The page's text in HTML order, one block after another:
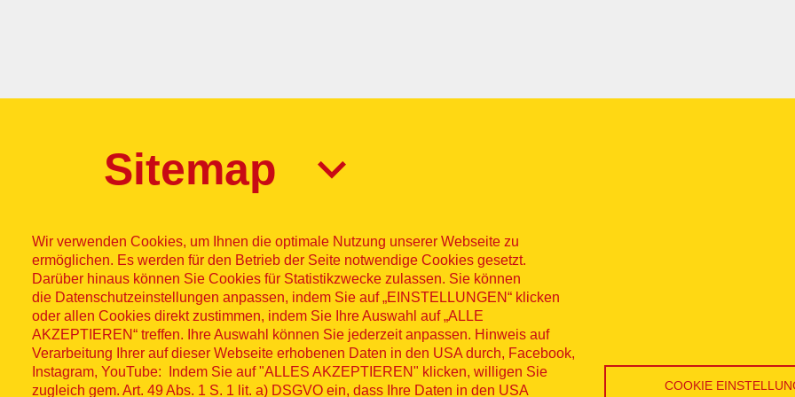
Wir verwenden Cookies, um Ihnen die optimale Nutzung unserer Webseite zu
ermöglichen. Es werden für den Betrieb der Seite notwendige Cookies gesetzt.
Darüber hinaus können Sie Cookies für Statistikzwecke zulassen. Sie können
die Datenschutzeinstellungen anpassen, indem Sie auf „EINSTELLUNGEN“ klicken
oder allen Cookies direkt zustimmen, indem Sie Ihre Auswahl auf „ALLE
AKZEPTIEREN“ treffen. Ihre Auswahl können Sie jederzeit anpassen. Hinweis auf
Verarbeitung Ihrer auf dieser Webseite erhobenen Daten in den USA durch, Facebook,
Instagram, YouTube: Indem Sie auf "ALLES AKZEPTIEREN" klicken, willigen Sie
zugleich gem. Art. 49 Abs. 1 S. 1 lit. a) DSGVO ein, dass Ihre Daten in den USA
COOKIE
Sitemap
© ASB
2026
Fußzeilenmenü
Impressum Datenschutz
Widerruf